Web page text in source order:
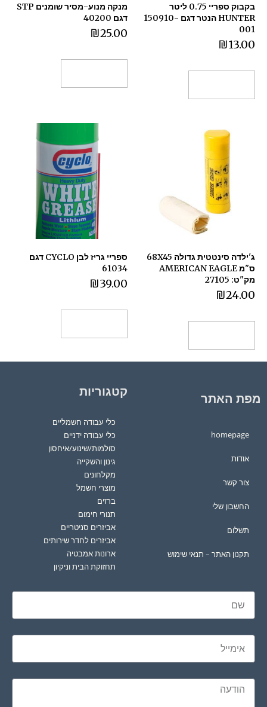
בקבוק ספריי 0.75 ליטר
HUNTER הנטר דגם 150910-
001
₪13.00
מנקה מנוע-מסיר שומנים STP
דגם 40200
₪25.00
ג'ילדה סינטטית גדולה 68X45
ס"מ AMERICAN EAGLE
מק"ט: 27105
₪24.00
ספריי גריז לבן CYCLO דגם
61034
₪39.00
מפת האתר
homepage
אודות
צור קשר
החשבון שלי
תשלום
תקנון האתר – תנאי שימוש
קטגוריות
כלי עבודה חשמליים
כלי עבודה ידניים
סולמות/שינוע/איחסון
גינון והשקייה
מקלחונים
מוצרי חשמל
ברזים
תנורי חימום
אביזרים סניטריים
אביזרים לחדר שירותים
ארונות אמבטיה
תחזוקת הבית וניקיון